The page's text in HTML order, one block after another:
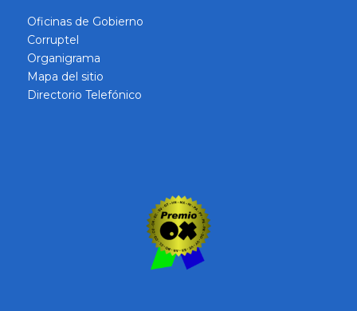
Oficinas de Gobierno
Corruptel
Organigrama
Mapa del sitio
Directorio Telefónico